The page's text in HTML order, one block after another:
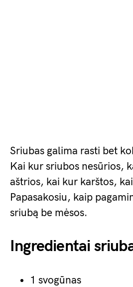
Sriubas galima rasti bet
Kai kur sriubos nesūrios,
aštrios, kai kur karštos,
Papasakosiu, kaip
sriubą be mėsos.
Ingredientai
1 svogūnas